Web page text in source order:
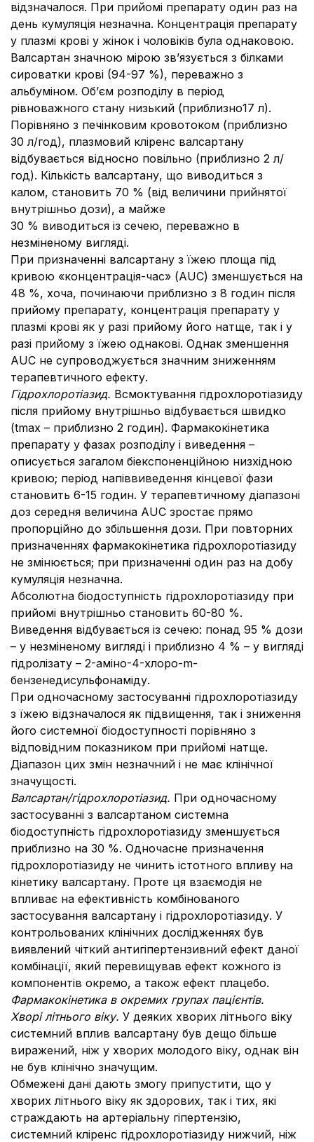
відзначалося. При прийомі препарату один раз на
день кумуляція незначна. Концентрація препарату
у плазмі крові у жінок і чоловіків була однаковою.
Валсартан значною мірою зв’язується з білками
сироватки крові (94-97 %), переважно з
альбуміном. Об’єм розподілу в період
рівноважного стану низький (приблизно17 л).
Порівняно з печінковим кровотоком (приблизно
30 л/год), плазмовий кліренс валсартану
відбувається відносно повільно (приблизно 2 л/
год). Кількість валсартану, що виводиться з
калом, становить 70 % (від величини прийнятої
внутрішньо дози), а майже
30 % виводиться із сечею, переважно в
незміненому вигляді.
При призначенні валсартану з їжею площа під
кривою «концентрація-час» (AUC) зменшується на
48 %, хоча, починаючи приблизно з 8 годин після
прийому препарату, концентрація препарату у
плазмі крові як у разі прийому його натще, так і у
разі прийому з їжею однакові. Однак зменшення
AUC не супроводжується значним зниженням
терапевтичного ефекту.
Гідрохлоротіазид. Всмоктування гідрохлоротіазиду
після прийому внутрішньо відбувається швидко
(tmax – приблизно 2 годин). Фармакокінетика
препарату у фазах розподілу і виведення –
описується загалом біекспоненційною низхідною
кривою; період напіввиведення кінцевої фази
становить 6-15 годин. У терапевтичному діапазоні
доз середня величина AUC зростає прямо
пропорційно до збільшення дози. При повторних
призначеннях фармакокінетика гідрохлоротіазиду
не змінюється; при призначенні один раз на добу
кумуляція незначна.
Абсолютна біодоступність гідрохлоротіазиду при
прийомі внутрішньо становить 60-80 %.
Виведення відбувається із сечею: понад 95 % дози
– у незміненому вигляді і приблизно 4 % – у вигляді
гідролізату – 2-аміно-4-хлоро-m-
бензенедисульфонаміду.
При одночасному застосуванні гідрохлоротіазиду
з їжею відзначалося як підвищення, так і зниження
його системної біодоступності порівняно з
відповідним показником при прийомі натще.
Діапазон цих змін незначний і не має клінічної
значущості.
Валсартан/гідрохлоротіазид. При одночасному
застосуванні з валсартаном системна
біодоступність гідрохлоротіазиду зменшується
приблизно на 30 %. Одночасне призначення
гідрохлоротіазиду не чинить істотного впливу на
кінетику валсартану. Проте ця взаємодія не
впливає на ефективність комбінованого
застосування валсартану і гідрохлоротіазиду. У
контрольованих клінічних дослідженнях був
виявлений чіткий антигіпертензивний ефект даної
комбінації, який перевищував ефект кожного із
компонентів окремо, а також ефект плацебо.
Фармакокінетика в окремих групах пацієнтів.
Хворі літнього віку. У деяких хворих літнього віку
системний вплив валсартану був дещо більше
виражений, ніж у хворих молодого віку, однак він
не був клінічно значущим.
Обмежені дані дають змогу припустити, що у
хворих літнього віку як здорових, так і тих, які
страждають на артеріальну гіпертензію,
системний кліренс гідрохлоротіазиду нижчий, ніж